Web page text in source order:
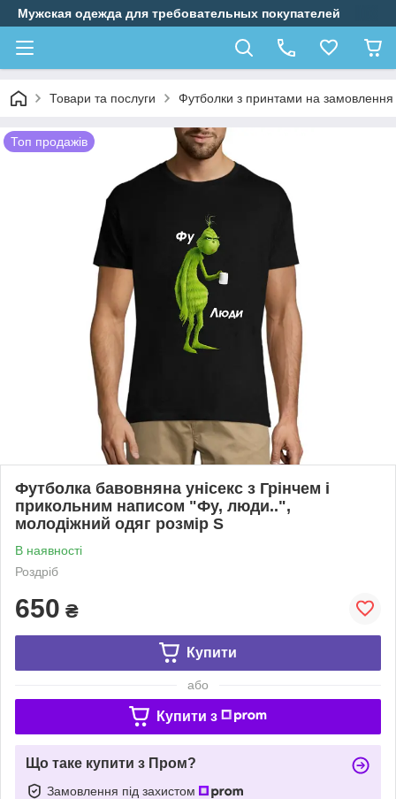
Мужская одежда для требовательных покупателей
Товари та послуги Футболки з принтами на замовлення
Топ продажів
Футболка бавовняна унісекс з Грінчем і
прикольним написом "Фу, люди..",
молодіжний одяг розмір S
В наявності
Роздріб
650 ₴
Купити
або
Купити з
Що таке купити з Пром?
Замовлення під захистом